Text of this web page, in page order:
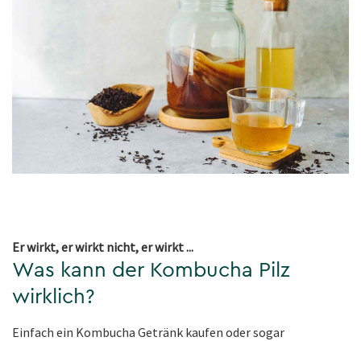
Er wirkt, er wirkt nicht, er wirkt ...
Was kann der Kombucha Pilz
wirklich?
Einfach ein Kombucha Getränk kaufen oder sogar